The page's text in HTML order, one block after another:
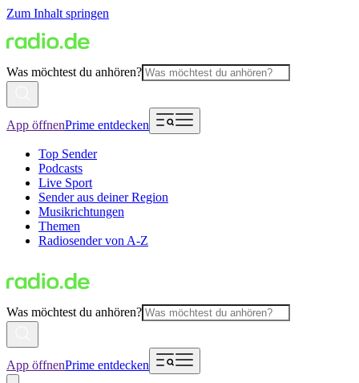
Zum Inhalt springen
Was möchtest du anhören?
App öffnenPrime entdecken
Top Sender
Podcasts
Live Sport
Sender aus deiner Region
Musikrichtungen
Themen
Radiosender von A-Z
Was möchtest du anhören?
App öffnenPrime entdecken